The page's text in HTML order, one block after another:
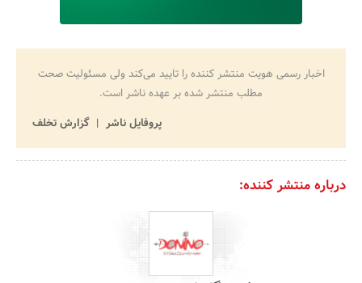
اخبار رسمی هویت منتشر کننده را تایید می‌کند ولی مسئولیت صحت
مطلب منتشر شده بر عهده ناشر است.
پروفایل ناشر
گزارش تخلف
درباره منتشر کننده: